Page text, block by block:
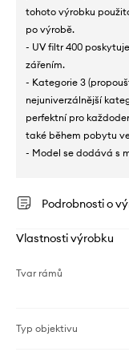
tohoto výrobku
po výrobě.
- UV filtr 400
zářením.
- Kategorie 3
nejuniverzálnější
perfektní pro
také během pobytu
- Model se dodává s
Podrobnosti o
Vlastnosti výrobku
Tvar rámů
Typ objektivu